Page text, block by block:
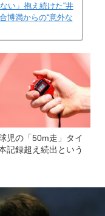
い」抱え続けた“井
博満からの“意外な
児の「50m走」タイ
記録超え続出という